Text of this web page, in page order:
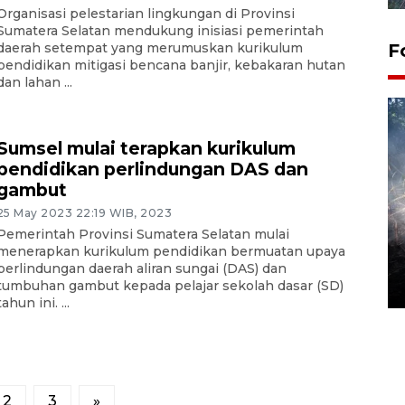
pelestarian lingkungan di Provinsi
Selatan mendukung inisiasi pemerintah
setempat yang merumuskan kurikulum
mitigasi bencana banjir, kebakaran hutan
lahan ...
mulai terapkan kurikulum
perlindungan DAS dan
May 2023 22:19 WIB, 2023
Provinsi Sumatera Selatan mulai
kurikulum pendidikan bermuatan upaya
daerah aliran sungai (DAS) dan
gambut kepada pelajar sekolah dasar (SD)
ini. ...
2 3 »
Alokasi anggaran untuk bibit
kopi arabika Gayo
15 June 2026 11:15 WIB